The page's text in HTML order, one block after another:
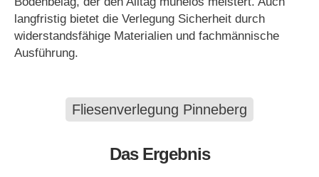
langfristig bietet die Verlegung Sicherheit durch
widerstandsfähige Materialien und fachmännische
Ausführung.
Fliesenverlegung Pinneberg
Das Ergebnis